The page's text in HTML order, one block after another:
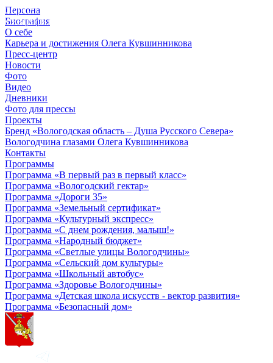
Персона
Биография
О себе
Карьера и достижения Олега Кувшинникова
Пресс-центр
Новости
Фото
Видео
Дневники
Фото для прессы
Проекты
Бренд «Вологодская область – Душа Русского Севера»
Вологодчина глазами Олега Кувшинникова
Контакты
Программы
Программа «В первый раз в первый класс»
Программа «Вологодский гектар»
Программа «Дороги 35»
Программа «Земельный сертификат»
Программа «Культурный экспресс»
Программа «С днем рождения, малыш!»
Программа «Народный бюджет»
Программа «Светлые улицы Вологодчины»
Программа «Сельский дом культуры»
Программа «Школьный автобус»
Программа «Здоровье Вологодчины»
Программа «Детская школа искусств - вектор развития»
Программа «Безопасный дом»
© 2012 - 2023,
КУВШИННИКОВ О.А.